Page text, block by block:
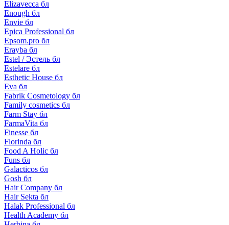
Elizavecca бл
Enough бл
Envie бл
Epica Professional бл
Epsom.pro бл
Erayba бл
Estel / Эстель бл
Estelare бл
Esthetic House бл
Eva бл
Fabrik Cosmetology бл
Family cosmetics бл
Farm Stay бл
FarmaVita бл
Finesse бл
Florinda бл
Food A Holic бл
Funs бл
Galacticos бл
Gosh бл
Hair Company бл
Hair Sekta бл
Halak Professional бл
Health Academy бл